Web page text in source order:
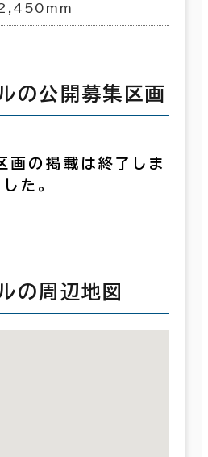
ルの公開募集区画
画の掲載は終了しま
した。
の周辺地図